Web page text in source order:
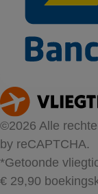
©2026 Alle
by reCAPTCHA.
*Getoonde
€ 29,90